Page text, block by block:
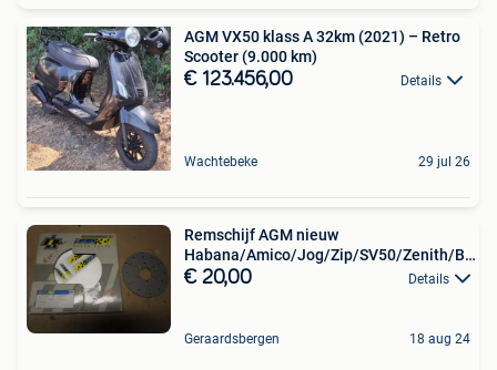
AGM VX50 klass A 32km (2021) – Retro
Scooter (9.000 km)
€ 123.456,00 Details
Wachtebeke 29 jul 26
Remschijf AGM nieuw
Habana/Amico/Jog/Zip/SV50/Zenith/Big
Max
€ 20,00 Details
Geraardsbergen 18 aug 24